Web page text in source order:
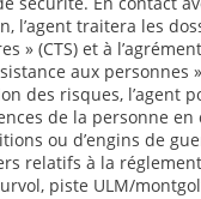
l’agent traitera les
» (CTS) et à
aux personnes »
des risques, l’agent
de la personne en
ou d’engins de
relatifs à la
piste ULM/